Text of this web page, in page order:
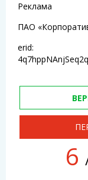
Реклама
ПАО
erid:
6